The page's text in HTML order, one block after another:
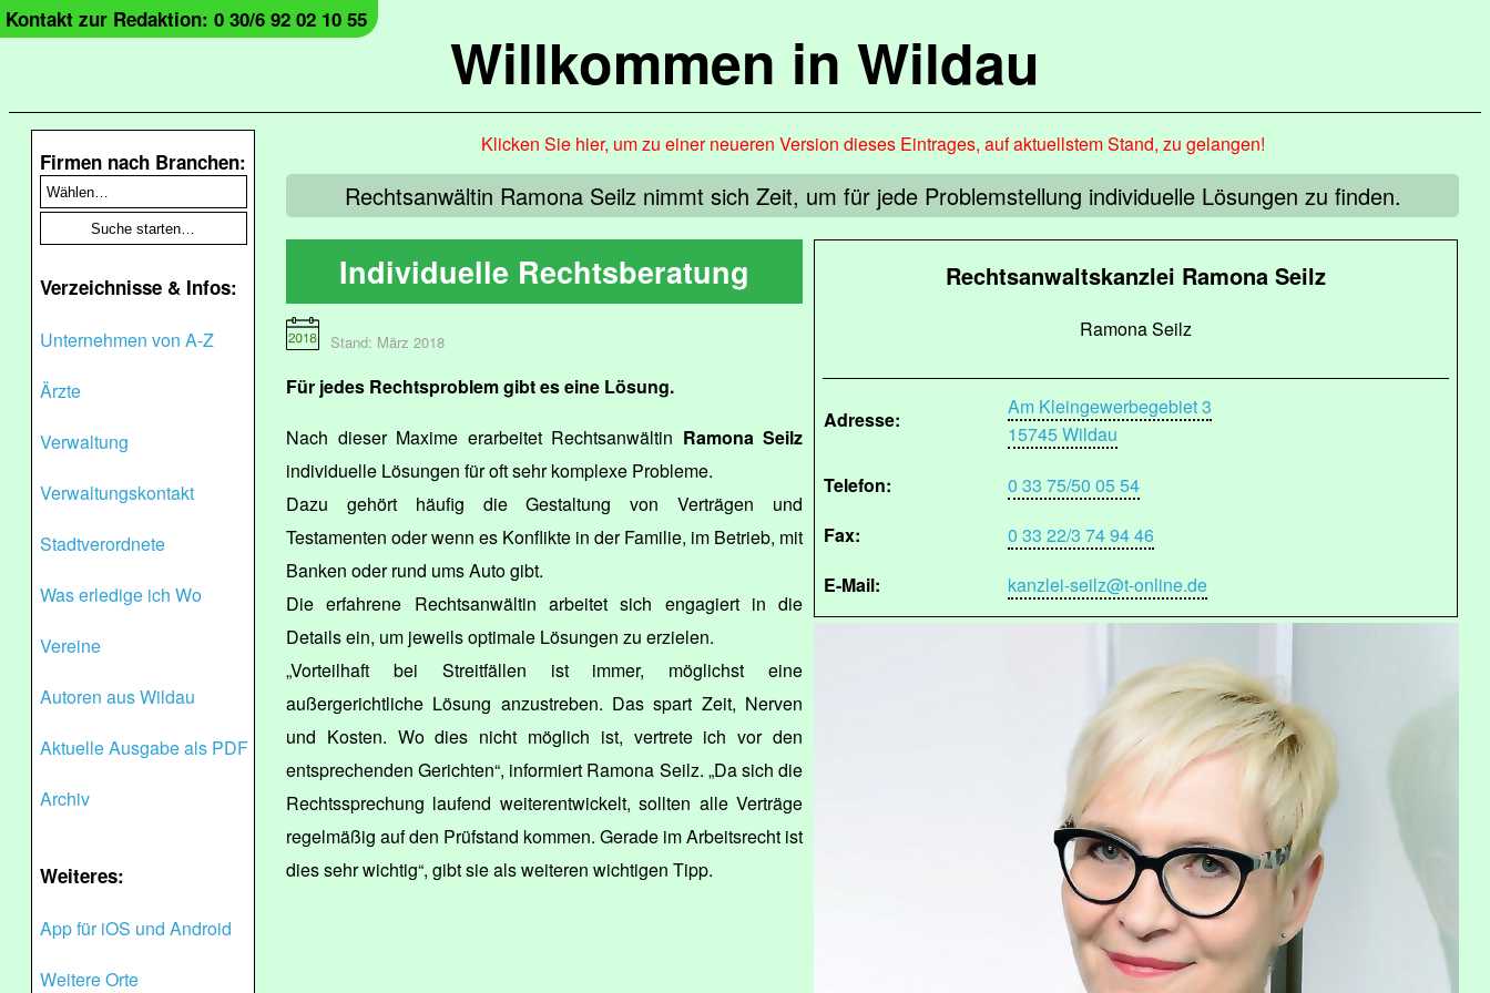
Willkommen in Wildau
Kontakt zur Redaktion: 0 30/6 92 02 10 55
Firmen nach Branchen:
Verzeichnisse & Infos:
Unternehmen von A-Z
Ärzte
Verwaltung
Verwaltungskontakt
Stadtverordnete
Was erledige ich Wo
Vereine
Autoren aus Wildau
Aktuelle Ausgabe als PDF
Archiv
Weiteres:
App für iOS und Android
Weitere Orte
Klicken Sie hier, um zu einer neueren Version dieses Eintrages, auf aktuellstem Stand, zu gelangen!
Rechtsanwältin Ramona Seilz nimmt sich Zeit, um für jede Problemstellung individuelle Lösungen zu finden.
Rechtsanwaltskanzlei Ramona Seilz
Ramona Seilz
Adresse:
Am Kleingewerbegebiet 3
15745 Wildau
Telefon:
0 33 75/50 05 54
Fax:
0 33 22/3 74 94 46
E-Mail:
kanzlei-seilz@t-online.de
Individuelle Rechtsberatung
Stand: März 2018
Für jedes Rechtsproblem gibt es eine Lösung.
Nach dieser Maxime erarbeitet Rechtsanwältin Ramona Seilz
individuelle Lösungen für oft sehr komplexe Probleme.
Dazu gehört häufig die Gestaltung von Verträgen und
Testamenten oder wenn es Konflikte in der Familie, im Betrieb, mit
Banken oder rund ums Auto gibt.
Die erfahrene Rechtsanwältin arbeitet sich engagiert in die
Details ein, um jeweils optimale Lösungen zu erzielen.
„Vorteilhaft bei Streitfällen ist immer, möglichst eine
außergerichtliche Lösung anzustreben. Das spart Zeit, Nerven
und Kosten. Wo dies nicht möglich ist, vertrete ich vor den
entsprechenden Gerichten“, informiert Ramona Seilz. „Da sich die
Rechtssprechung laufend weiterentwickelt, sollten alle Verträge
regelmäßig auf den Prüfstand kommen. Gerade im Arbeitsrecht ist
dies sehr wichtig“, gibt sie als weiteren wichtigen Tipp.